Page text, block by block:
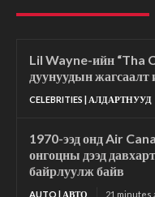
Lil Wayne-ийн “Tha
дуунуудын жагсаалт
CELEBRITIES | АЛДАРТНУУД
1970-ээд онд Air
онгоцны дээд
байрлуулж байв
AUTO | АВТО 21 minutes